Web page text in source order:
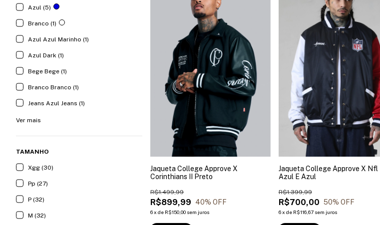
Azul (5)
Branco (1)
Azul Azul Marinho (1)
Azul Dark (1)
Bege Bege (1)
Branco Branco (1)
Jeans Azul Jeans (1)
Ver mais
TAMANHO
Xgg (30)
Pp (27)
P (32)
M (32)
Jaqueta College Approve X
Corinthians II Preto
R$899,99
R$1.499,99
40% OFF
6x de R$150,00 sem juros
Jaqueta College Approve X Nfl II
Azul E Azul
R$700,00
R$1.399,99
50% OFF
6 x de R$116,67 sem juros